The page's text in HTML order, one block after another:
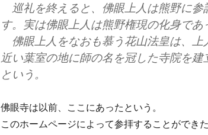
巡礼を終えると、佛眼上人は熊野に参
す。実は佛眼上人は熊野権現の化身であ
佛眼上人をなおも慕う花山法皇は、上
近い葉室の地に師の名を冠した寺院を
という。
佛眼寺は以前、ここにあったという。
このホームページによって参拝することができ